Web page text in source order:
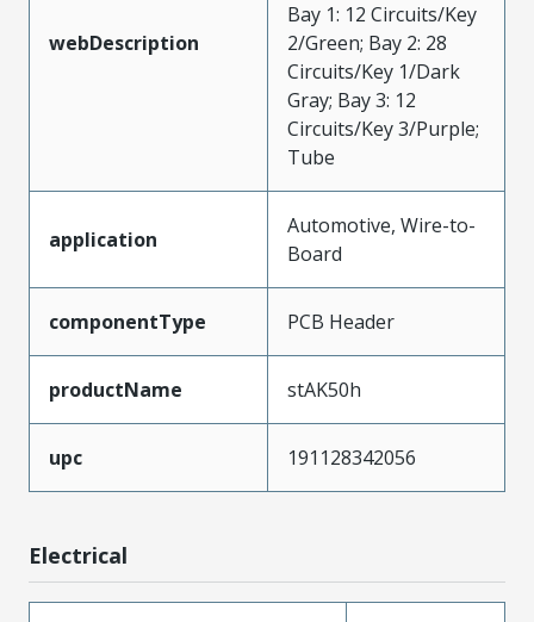
webDescription
Bay 1: 12 Circuits/Key
2/Green; Bay 2: 28
Circuits/Key 1/Dark
Gray; Bay 3: 12
Circuits/Key 3/Purple;
Tube
application
Automotive, Wire-to-
Board
componentType PCB Header
productName stAK50h
upc 191128342056
Electrical